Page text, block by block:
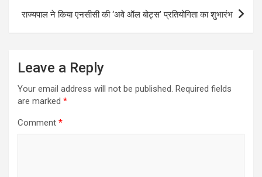
राज्यपाल ने किया एनसीसी की ‘अवे ऑल बोट्स’ प्रतियोगिता का शुभारंभ
Leave a Reply
Your email address will not be published. Required fields
are marked *
Comment *